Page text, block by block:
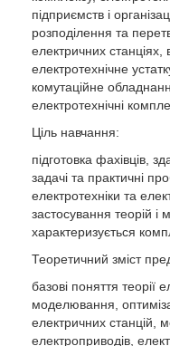
підприємств і
розподілення та
електричних
електротехнічне
комутаційне
електротехнічні
Ціль навчання:
підготовка фахівців,
задачі та практичні
електротехніки та
застосування теорій і
характеризується
Теоретичний зміст
базові поняття теорії
моделювання,
електричних станцій,
електроприводів,